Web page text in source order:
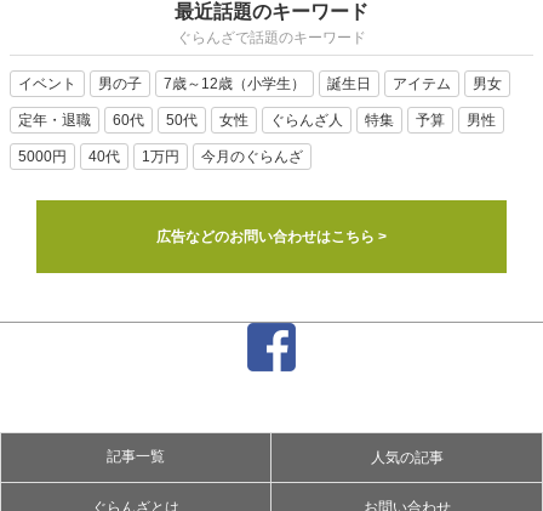
最近話題のキーワード
ぐらんざで話題のキーワード
イベント 男の子 7歳～12歳（小学生） 誕生日 アイテム 男女
定年・退職 60代 50代 女性 ぐらんざ人 特集 予算 男性
5000円 40代 1万円 今月のぐらんざ
広告などのお問い合わせはこちら >
記事一覧 人気の記事
ぐらんざとは お問い合わせ